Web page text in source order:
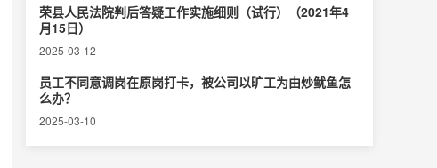
荣县人民法院判后答疑工作实施细则（试行）（2021年4
月15日）
2025-03-12
员工不同意调岗在原岗打卡，被公司以旷工为由炒鱿鱼怎
么办？
2025-03-10